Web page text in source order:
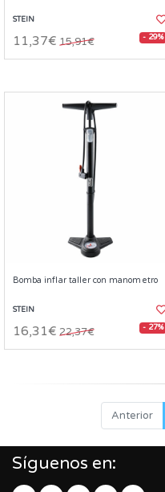
STEIN
11,37€ 15,91€ - 29%
Bomba inflar taller con manometro
STEIN
16,31€ 22,37€ - 27%
Anterior
Síguenos en: